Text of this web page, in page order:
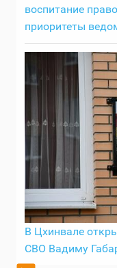
воспитание
приоритеты
В Цхинвале
СВО Вадиму